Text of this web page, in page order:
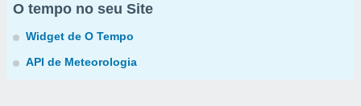
O tempo no seu Site
Widget de O Tempo
API de Meteorologia